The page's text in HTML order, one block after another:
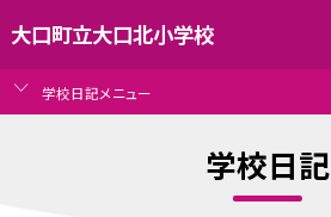
大口町立大口北小学校
学校日記メニュー
学校日記